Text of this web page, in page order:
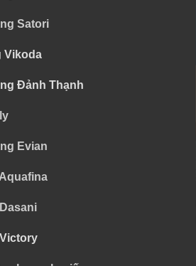
Satori
Vikoda
Đảnh Thạnh
Evian